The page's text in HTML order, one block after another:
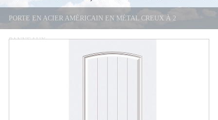
PORTE EN ACIER AMÉRICAIN EN MÉTAL CREUX À 2
PANNEAUX